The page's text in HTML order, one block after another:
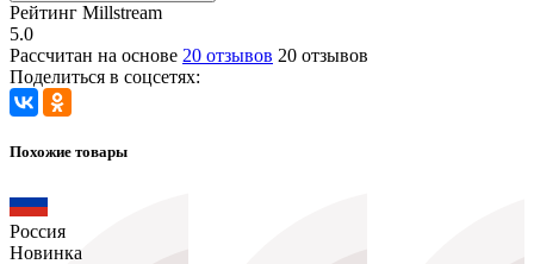
Рейтинг Millstream
5.0
Рассчитан на основе 20 отзывов 20 отзывов
Поделиться в соцсетях:
Похожие товары
Россия
Новинка